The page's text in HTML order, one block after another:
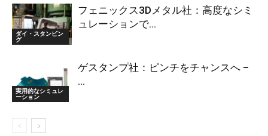
ダイ・スタンピン
グ
フェニックス3Dメタル社：高度なシミ
ュレーションで...
実用的なシミュレ
ーション
ゲスタンプ社：ピンチをチャンスへ –
...